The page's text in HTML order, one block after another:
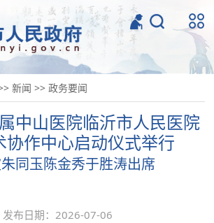
新闻 >>政务要闻
中山医院临沂市人民医院
协作中心启动仪式举行
同玉陈金秀于胜涛出席
发布日期：2026-07-06